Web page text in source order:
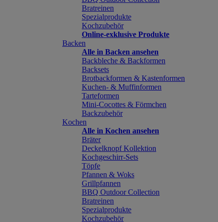
Bratreinen
Spezialprodukte
Kochzubehör
Online-exklusive Produkte
Backen
Alle in Backen ansehen
Backbleche & Backformen
Backsets
Brotbackformen & Kastenformen
Kuchen- & Muffinformen
Tarteformen
Mini-Cocottes & Förmchen
Backzubehör
Kochen
Alle in Kochen ansehen
Bräter
Deckelknopf Kollektion
Kochgeschirr-Sets
Töpfe
Pfannen & Woks
Grillpfannen
BBQ Outdoor Collection
Bratreinen
Spezialprodukte
Kochzubehör